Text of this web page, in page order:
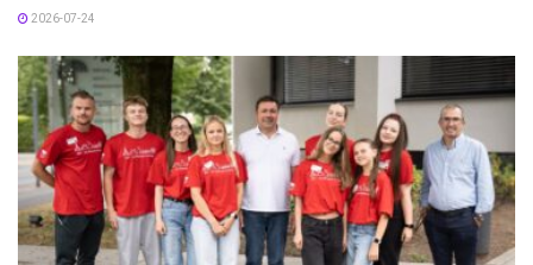
2026-07-24